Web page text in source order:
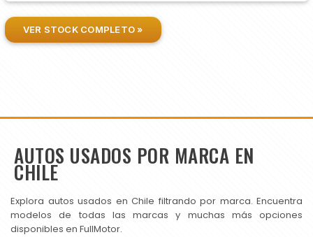
VER STOCK COMPLETO »
AUTOS USADOS POR MARCA EN
CHILE
Explora autos usados en Chile filtrando por marca. Encuentra
modelos de todas las marcas y muchas más opciones
disponibles en FullMotor.